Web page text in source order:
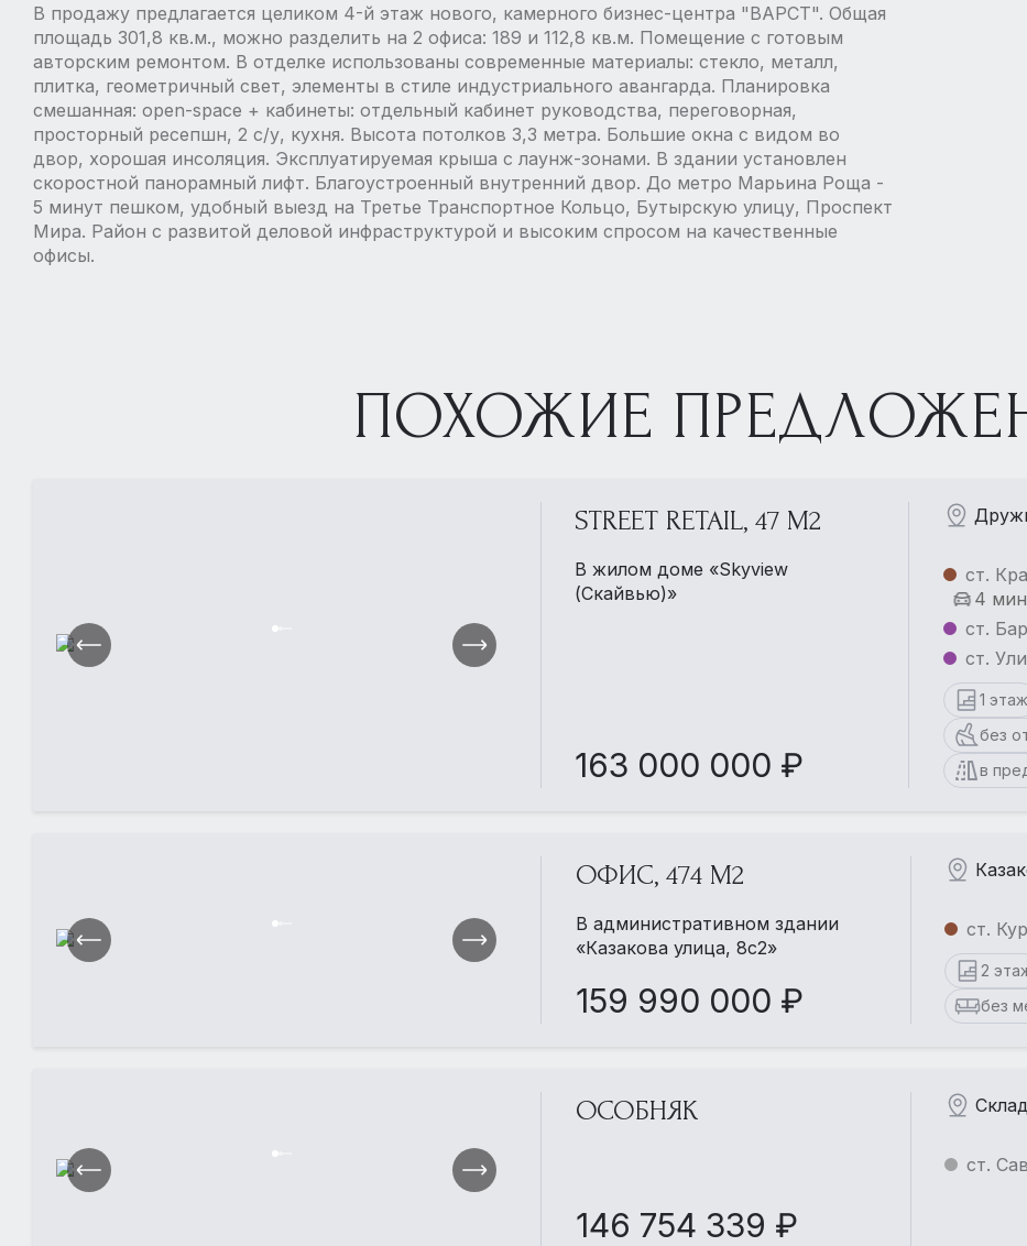
В продажу предлагается целиком 4-й этаж нового, камерного бизнес-центра "ВАРСТ". Общая
площадь 301,8 кв.м., можно разделить на 2 офиса: 189 и 112,8 кв.м. Помещение с готовым
авторским ремонтом. В отделке использованы современные материалы: стекло, металл,
плитка, геометричный свет, элементы в стиле индустриального авангарда. Планировка
смешанная: open-space + кабинеты: отдельный кабинет руководства, переговорная,
просторный ресепшн, 2 с/у, кухня. Высота потолков 3,3 метра. Большие окна с видом во
двор, хорошая инсоляция. Эксплуатируемая крыша с лаунж-зонами. В здании установлен
скоростной панорамный лифт. Благоустроенный внутренний двор. До метро Марьина Роща -
5 минут пешком, удобный выезд на Третье Транспортное Кольцо, Бутырскую улицу, Проспект
Мира. Район с развитой деловой инфраструктурой и высоким спросом на качественные
офисы.
ПОХОЖИЕ
STREET RETAIL, 47 М2
В жилом доме «Skyview
(Скайвью)»
163 000 000 ₽
ст.
4 мин
ст.
ст.
1 этаж
без
в
ОФИС, 474 М2
В административном здании
«Казакова улица, 8с2»
159 990 000 ₽
ст.
2
без
ОСОБНЯК
146 754 339 ₽
ст.